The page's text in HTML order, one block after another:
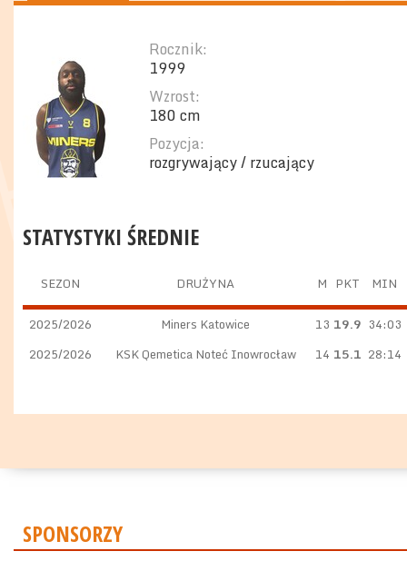
Rocznik:
1999
Wzrost:
180 cm
Pozycja:
rozgrywający / rzucający
STATYSTYKI ŚREDNIE
SEZON DRUŻYNA M PKT MIN
2025/2026 Miners Katowice 13 19.9 34:03
2025/2026
KSK Qemetica Noteć Inowrocław 14 15.1 28:14
SPONSORZY